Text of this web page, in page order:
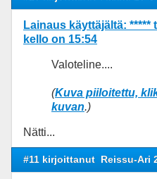
Lainaus käyttäjältä:
kello on 15:54
Valoteline....
(Kuva piiloitettu,
kuvan.)
Nätti...
#11 kirjoittanut Reissu-Ari